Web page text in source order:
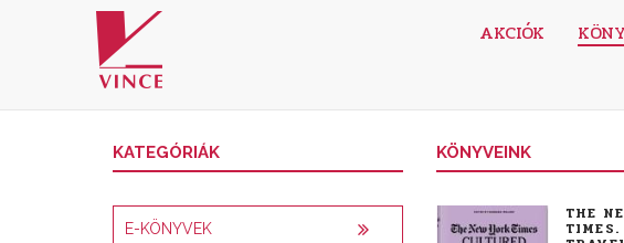
AKCIÓK
KATEGÓRIÁK
E-KÖNYVEK
KÖNYVEINK
THE
TIMES.